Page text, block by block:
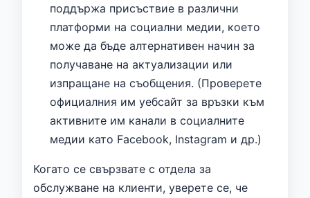
поддържа присъствие в различни
платформи на социални медии, което
може да бъде алтернативен начин за
получаване на актуализации или
изпращане на съобщения. (Проверете
официалния им уебсайт за връзки към
активните им канали в социалните
медии като Facebook, Instagram и др.)
Когато се свързвате с отдела за
обслужване на клиенти, уверете се, че